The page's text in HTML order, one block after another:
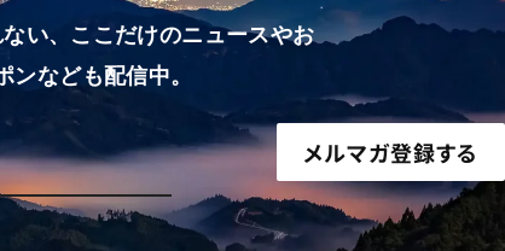
い、ここだけのニュースやお
ンなども配信中。